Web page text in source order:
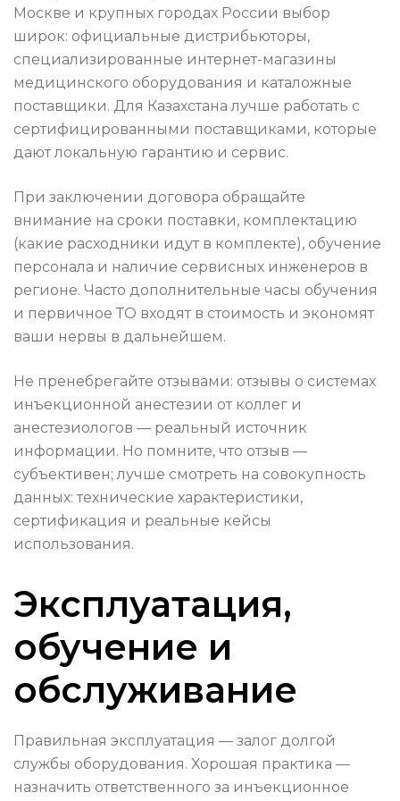
Москве и крупных городах России выбор
широк: официальные дистрибьюторы,
специализированные интернет-магазины
медицинского оборудования и каталожные
поставщики. Для Казахстана лучше работать с
сертифицированными поставщиками, которые
дают локальную гарантию и сервис.
При заключении договора обращайте
внимание на сроки поставки, комплектацию
(какие расходники идут в комплекте), обучение
персонала и наличие сервисных инженеров в
регионе. Часто дополнительные часы обучения
и первичное ТО входят в стоимость и экономят
ваши нервы в дальнейшем.
Не пренебрегайте отзывами: отзывы о системах
инъекционной анестезии от коллег и
анестезиологов — реальный источник
информации. Но помните, что отзыв —
субъективен; лучше смотреть на совокупность
данных: технические характеристики,
сертификация и реальные кейсы
использования.
Эксплуатация,
обучение и
обслуживание
Правильная эксплуатация — залог долгой
службы оборудования. Хорошая практика —
назначить ответственного за инъекционное